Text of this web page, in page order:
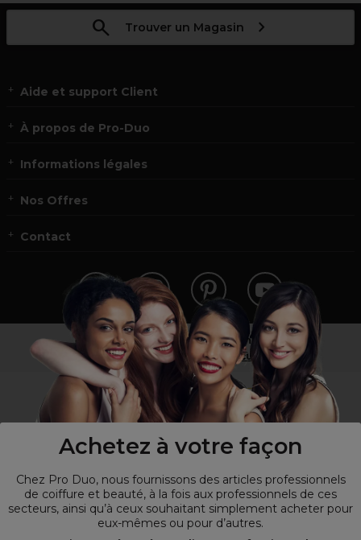
Achetez à votre façon
Chez Pro Duo, nous fournissons des articles professionnels
de coiffure et beauté, à la fois aux professionnels de ces
secteurs, ainsi qu’à ceux souhaitant simplement acheter pour
eux-mêmes ou pour d’autres.
Trouver un Magasin
Aide et support Client
À propos de Pro-Duo
Informations légales
Nos Offres
Contact
Vous n’êtes pas un professionnel ?
Visitez notre site pour les particuliers!